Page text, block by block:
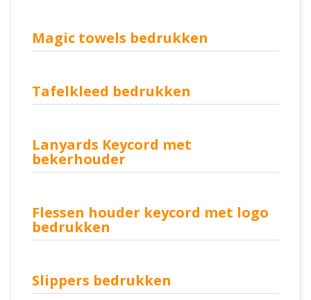
Magic towels bedrukken
Tafelkleed bedrukken
Lanyards Keycord met
bekerhouder
Flessen houder keycord met logo
bedrukken
Slippers bedrukken